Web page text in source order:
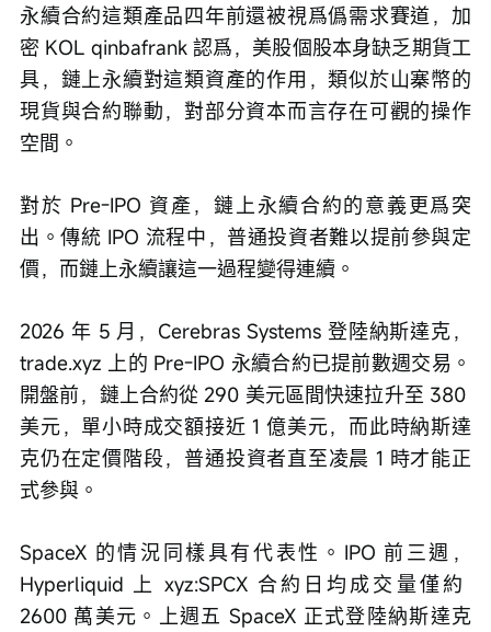
永續合約這類產品四年前還被視爲僞需求賽道，加
密 KOL qinbafrank 認爲，美股個股本身缺乏期貨工
具，鏈上永續對這類資產的作用，類似於山寨幣的
現貨與合約聯動，對部分資本而言存在可觀的操作
空間。
對於 Pre-IPO 資產，鏈上永續合約的意義更爲突
出。傳統 IPO 流程中，普通投資者難以提前參與定
價，而鏈上永續讓這一過程變得連續。
2026 年 5 月，Cerebras Systems 登陸納斯達克，
trade.xyz 上的 Pre-IPO 永續合約已提前數週交易。
開盤前，鏈上合約從 290 美元區間快速拉升至 380
美元，單小時成交額接近 1 億美元，而此時納斯達
克仍在定價階段，普通投資者直至凌晨 1 時才能正
式參與。
SpaceX 的情況同樣具有代表性。IPO 前三週，
Hyperliquid 上 xyz:SPCX 合約日均成交量僅約
2600 萬美元。上週五 SpaceX 正式登陸納斯達克